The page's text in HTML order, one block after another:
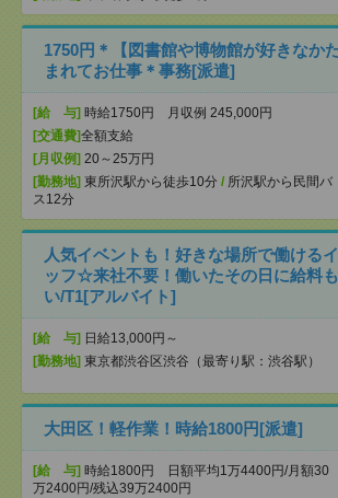
1750円＊【図書館や博物館が好きなか
まれてお仕事＊事務[派遣]
[給 与] 時給1750円 月収例 245,000円
[交通費]全額支給
[月収例] 20～25万円
[勤務地] 東所沢駅から徒歩10分 / 所沢駅から民間バ
ス12分
人気イベントも！好きな場所で働ける
ッフ☆来社不要！働いたその日に給料
い/T1[アルバイト]
[給 与] 日給13,000円～
[勤務地] 東京都渋谷区渋谷（最寄り駅：渋谷駅）
大田区！軽作業！時給1800円[派遣]
[給 与] 時給1800円 日額平均1万4400円/月額30
万2400円/残込39万2400円